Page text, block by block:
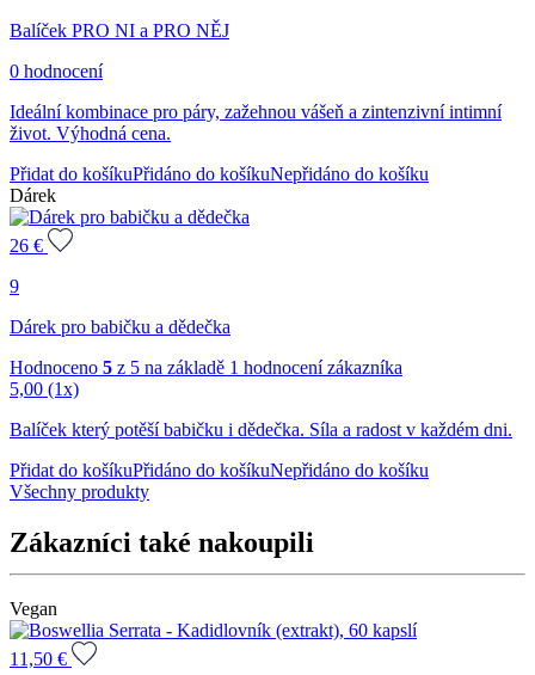
Balíček PRO NI a PRO NĚJ
0 hodnocení
Ideální kombinace pro páry, zažehnou vášeň a zintenzivní intimní
život. Výhodná cena.
Přidat do košíkuPřidáno do košíkuNepřidáno do košíku
Dárek
26 €
9
Dárek pro babičku a dědečka
Hodnoceno 5 z 5 na základě 1 hodnocení zákazníka
5,00 (1x)
Balíček který potěší babičku i dědečka. Síla a radost v každém dni.
Přidat do košíkuPřidáno do košíkuNepřidáno do košíku
Všechny produkty
Zákazníci také nakoupili
Vegan
11,50 €